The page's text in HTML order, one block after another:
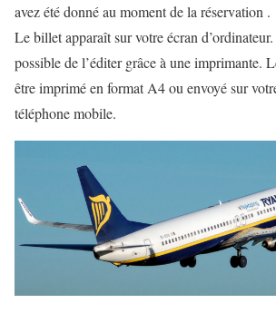
avez été donné au moment de la réservation .
Le billet apparaît sur votre écran
possible de l’éditer grâce à une imprimante.
être imprimé en format A4 ou envoyé sur
téléphone mobile.